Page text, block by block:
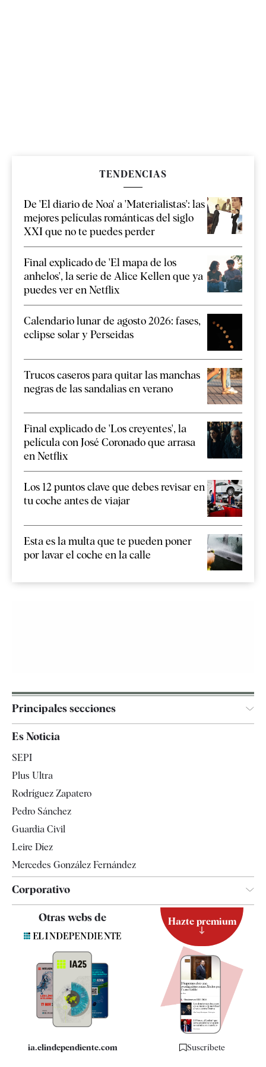
TENDENCIAS
De 'El diario de Noa' a 'Materialistas': las
mejores películas románticas del siglo
XXI que no te puedes perder
Final explicado de 'El mapa de los
anhelos', la serie de Alice Kellen que ya
puedes ver en Netflix
Calendario lunar de agosto 2026: fases,
eclipse solar y Perseidas
Trucos caseros para quitar las manchas
negras de las sandalias en verano
Final explicado de 'Los creyentes', la
película con José Coronado que arrasa
en Netflix
Los 12 puntos clave que debes revisar en
tu coche antes de viajar
Esta es la multa que te pueden poner
por lavar el coche en la calle
Principales secciones
España
Televisión
Es Noticia
SEPI
Plus Ultra
Rodríguez Zapatero
Pedro Sánchez
Guardia Civil
Leire Díez
Mercedes González Fernández
Corporativo
Contacto
Quiénes somos
Especificaciones
Otras webs de
ia.elindependiente.com
Hazte premium
Suscríbete